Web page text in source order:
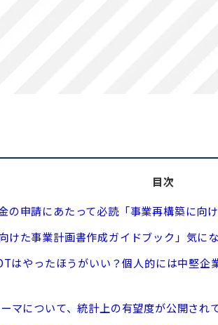
目次
の申請にあたって必読「事業再構築に向
けた事業計画書作成ガイドブック」気に
はやったほうがいい？個人的には中堅企
マについて、統計上の有望度が公開され